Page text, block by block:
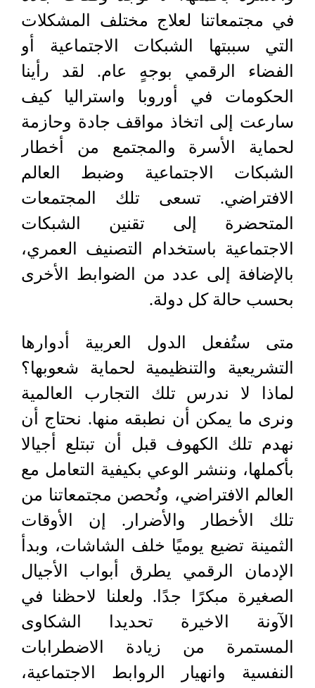
في مجتمعاتنا لعلاج مختلف المشكلات
التي سببتها الشبكات الاجتماعية أو
الفضاء الرقمي بوجهٍ عام. لقد رأينا
الحكومات في أوروبا واستراليا كيف
سارعت إلى اتخاذ مواقف جادة وحازمة
لحماية الأسرة والمجتمع من أخطار
الشبكات الاجتماعية وضبط العالم
الافتراضي. تسعى تلك المجتمعات
المتحضرة إلى تقنين الشبكات
الاجتماعية باستخدام التصنيف العمري،
بالإضافة إلى عدد من الضوابط الأخرى
بحسب حالة كل دولة.
متى ستُفعل الدول العربية أدوارها
التشريعية والتنظيمية لحماية شعوبها؟
لماذا لا ندرس تلك التجارب العالمية
ونرى ما يمكن أن نطبقه منها. نحتاج أن
نهدم تلك الكهوف قبل أن تبتلع أجيالا
بأكملها، وننشر الوعي بكيفية التعامل مع
العالم الافتراضي، ونُحصن مجتمعاتنا من
تلك الأخطار والأضرار. إن الأوقات
الثمينة تضيع يوميًا خلف الشاشات، وبدأ
الإدمان الرقمي يطرق أبواب الأجيال
الصغيرة مبكرًا جدًا. ولعلنا لاحظنا في
الآونة الاخيرة تحديدا الشكاوى
المستمرة من زيادة الاضطرابات
النفسية وانهيار الروابط الاجتماعية،